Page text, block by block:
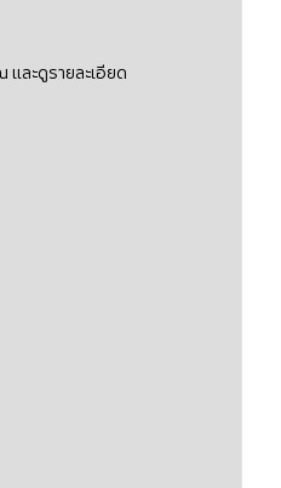
ละดูรายละเอียด